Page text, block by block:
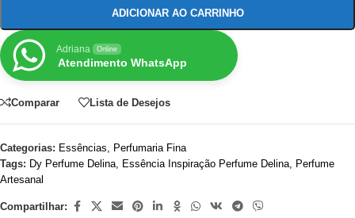
ADICIONAR AO CARRINHO
Adriana Online
Atendimento WhatsApp
Comparar Lista de Desejos
Categorias: Essências, Perfumaria Fina
Tags: Dy Perfume Delina, Essência Inspiração Perfume Delina, Perfume
Artesanal
Compartilhar: